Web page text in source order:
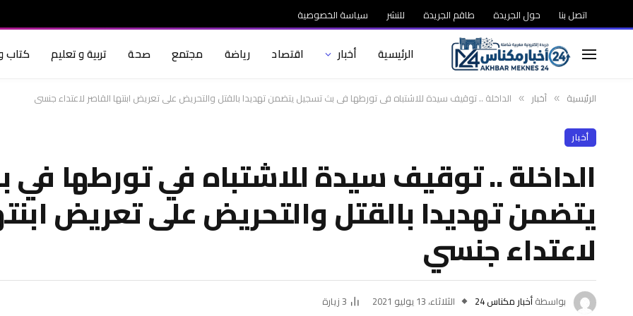
اتصل بنا حول الجريدة طاقم الجريدة للنشر سياسة الخصوصية
الرئيسية أخبار اقتصاد رياضة مجتمع صحة تربية و تعليم كتاب
الرئيسية » أخبار » الداخلة .. توقيف سيدة للاشتباه في تورطها في بث تسجيل يتضمن تهديدا بالقتل والتحريض على تعريض ابنتها القاصر لاعتداء جنسي
أخبار
الداخلة .. توقيف سيدة للاشتباه في تورطها
يتضمن تهديدا بالقتل والتحريض على تعريض
لاعتداء جنسي
بواسطةأخبار مكناس 24 الثلاثاء، 13 يوليو 2021 3زيارة